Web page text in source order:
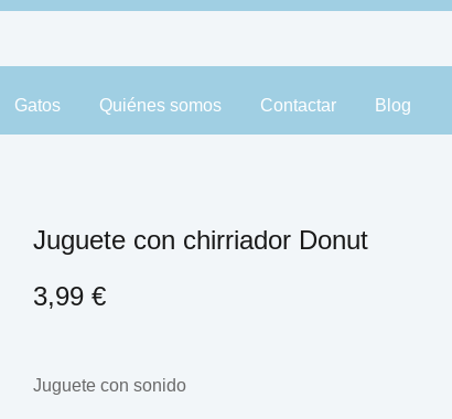
Gatos Quiénes somos Contactar Blog
Juguete con chirriador Donut
3,99 €
Juguete con sonido